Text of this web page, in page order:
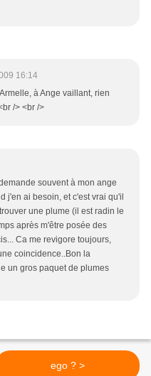
16:14
à Ange vaillant, rien
/> <br />
souvent à mon ange
j'en ai besoin, et c'est vrai qu'il
une plume (il est radin le
après m'être posée des
Ca me revigore toujours,
coincidence..Bon la
un gros paquet de plumes
ego ? >